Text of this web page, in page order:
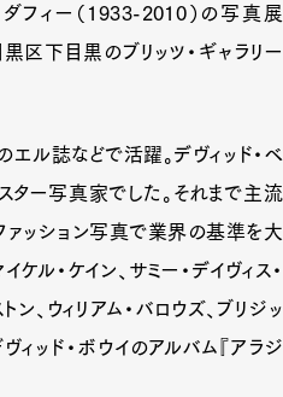
フィー（1933-2010）の写真展
区下目黒のブリッツ・ギャラリー
エル誌などで活躍。デヴィッド・ベ
スター写真家でした。それまで主流
ァッション写真で業界の基準を大
ル・ケイン、サミー・デイヴィス・
ン、ウィリアム・バロウズ、ブリジッ
ッド・ボウイのアルバム『アラジ